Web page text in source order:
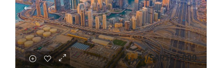
SAR159,000/شهريا